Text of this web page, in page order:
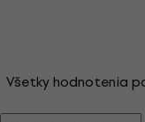
Všetky hodnotenia